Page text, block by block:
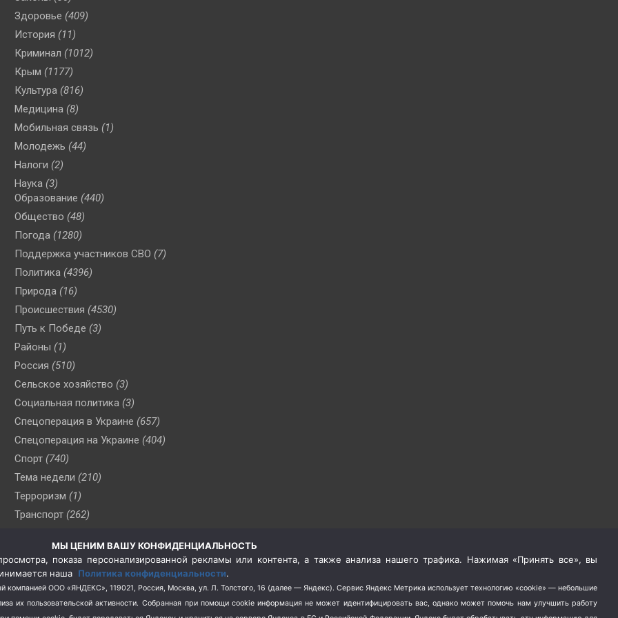
Здоровье (409)
История (11)
Криминал (1012)
Крым (1177)
Культура (816)
Медицина (8)
Мобильная связь (1)
Молодежь (44)
Налоги (2)
Наука (3)
Образование (440)
Общество (48)
Погода (1280)
Поддержка участников СВО (7)
Политика (4396)
Природа (16)
Происшествия (4530)
Путь к Победе (3)
Районы (1)
Россия (510)
Сельское хозяйство (3)
Социальная политика (3)
Спецоперация в Украине (657)
Спецоперация на Украине (404)
Спорт (740)
Тема недели (210)
Терроризм (1)
Транспорт (262)
(76)
Цены (2)
Школа и спорт (2)
Экология (8)
МЫ ЦЕНИМ ВАШУ КОНФИДЕНЦИАЛЬНОСТЬ
показа персонализированной рекламы или контента, а также анализа нашего трафика. Нажимая «Принять все», вы
наша Политика конфиденциальности.
компанией ООО «ЯНДЕКС», 119021, Россия, Москва, ул. Л. Толстого, 16 (далее — Яндекс). Сервис Яндекс Метрика использует технологию «cookie» — небольшие
их пользовательской активности. Собранная при помощи cookie информация не может идентифицировать вас, однако может помочь нам улучшить работу